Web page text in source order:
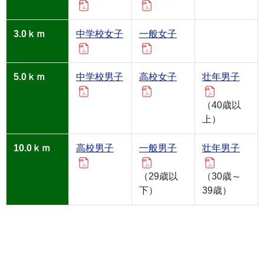
3.0ｋｍ 中学校女子 一般女子
5.0ｋｍ 中学校男子 高校女子 壮年男子
（40歳以
上）
10.0ｋｍ 高校男子 一般男子
（29歳以
下）
壮年男子
（30歳～
39歳）